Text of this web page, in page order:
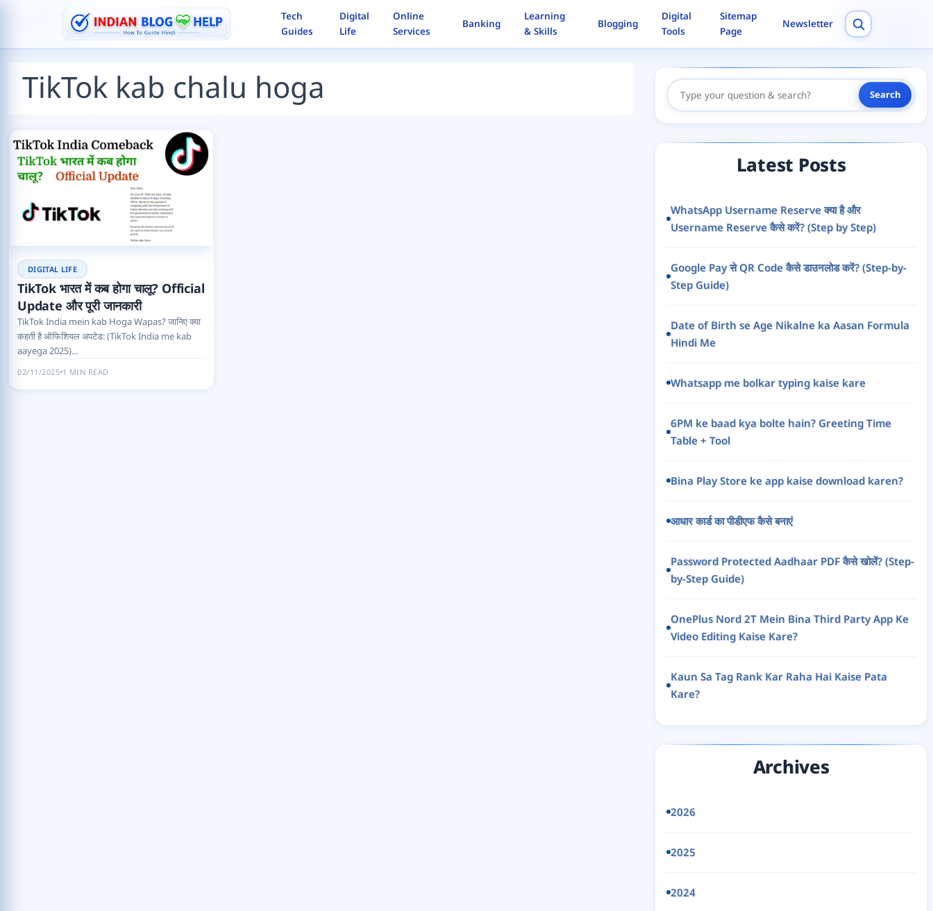
content
Tech
Guides
Digital
Life
Online
Services
Banking
Learning
& Skills
Blogging
Digital
Tools
Sitemap
Page
Newsletter
TikTok kab chalu hoga
DIGITAL LIFE
TikTok भारत में कब होगा चालू? Official
Update और पूरी जानकारी
TikTok India mein kab Hoga Wapas? जानिए क्या
कहती है ऑफिशियल अपटेड: (TikTok India me kab
aayega 2025)…
02/11/2025 1 MIN READ
Search
Search
Latest Posts
WhatsApp Username Reserve क्या है और
Username Reserve कैसे करें? (Step by Step)
Google Pay से QR Code कैसे डाउनलोड करें? (Step-by-
Step Guide)
Date of Birth se Age Nikalne ka Aasan Formula
Hindi Me
Whatsapp me bolkar typing kaise kare
6PM ke baad kya bolte hain? Greeting Time
Table + Tool
Bina Play Store ke app kaise download karen?
आधार कार्ड का पीडीएफ कैसे बनाएं
Password Protected Aadhaar PDF कैसे खोलें? (Step-
by-Step Guide)
OnePlus Nord 2T Mein Bina Third Party App Ke
Video Editing Kaise Kare?
Kaun Sa Tag Rank Kar Raha Hai Kaise Pata
Kare?
Archives
2026
2025
2024